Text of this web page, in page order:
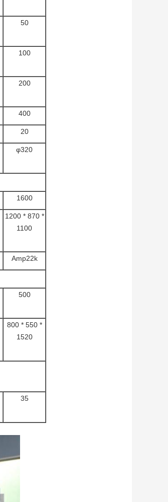
50
100
200
400
20
φ320
1600
1200 * 870 *
1100
Amp22k
500
800 * 550 *
1520
35